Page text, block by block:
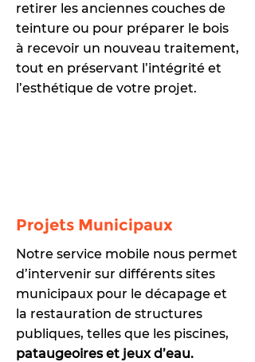
retirer les anciennes couches de
teinture ou pour préparer le bois
à recevoir un nouveau traitement,
tout en préservant l’intégrité et
l’esthétique de votre projet.
Projets Municipaux
Notre service mobile nous permet
d’intervenir sur différents sites
municipaux pour le décapage et
la restauration de structures
publiques, telles que les piscines,
pataugeoires et jeux d’eau.